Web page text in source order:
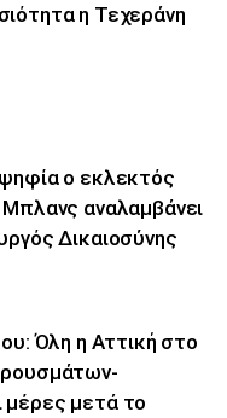
η Τεχεράνη
ο εκλεκτός
αναλαμβάνει
Δικαιοσύνης
Όλη η Αττική στο
μετά το